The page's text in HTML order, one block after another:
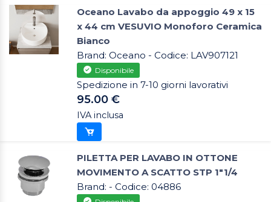
Oceano Lavabo da appoggio 49 x 15
x 44 cm VESUVIO Monoforo Ceramica
Bianco
Brand: Oceano - Codice: LAV907121
Disponibile
Spedizione in 7-10 giorni lavorativi
95.00 €
IVA inclusa
PILETTA PER LAVABO IN OTTONE
MOVIMENTO A SCATTO STP 1"1/4
Brand: - Codice: 04886